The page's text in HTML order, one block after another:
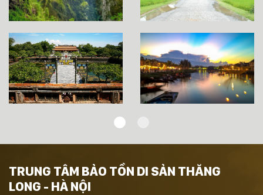
TRUNG TÂM BẢO TỒN DI SẢN THĂNG
LONG - HÀ NỘI